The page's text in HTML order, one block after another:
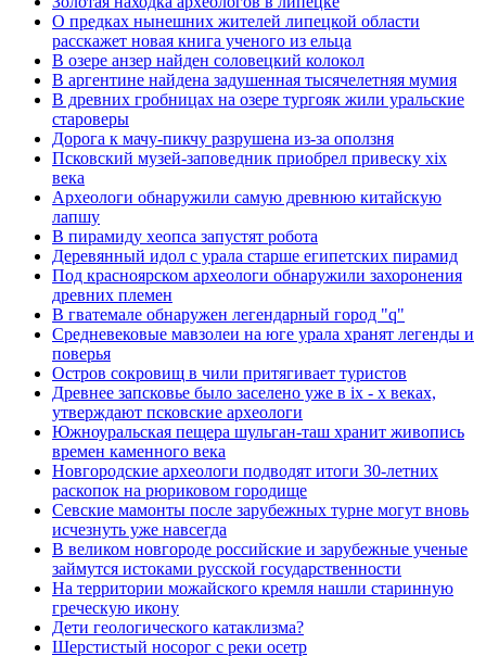
О предках нынешних жителей липецкой области
расскажет новая книга ученого из ельца
В озере анзер найден соловецкий колокол
В аргентине найдена задушенная тысячелетняя мумия
В древних гробницах на озере тургояк жили уральские
староверы
Дорога к мачу-пикчу разрушена из-за оползня
Псковский музей-заповедник приобрел привеску xix
века
Археологи обнаружили самую древнюю китайскую
лапшу
В пирамиду хеопса запустят робота
Деревянный идол с урала старше египетских пирамид
Под красноярском археологи обнаружили захоронения
древних племен
В гватемале обнаружен легендарный город "q"
Средневековые мавзолеи на юге урала хранят легенды и
поверья
Остров сокровищ в чили притягивает туристов
Древнее запсковье было заселено уже в ix - x веках,
утверждают псковские археологи
Южноуральская пещера шульган-таш хранит живопись
времен каменного века
Новгородские археологи подводят итоги 30-летних
раскопок на рюриковом городище
Севские мамонты после зарубежных турне могут вновь
исчезнуть уже навсегда
В великом новгороде российские и зарубежные ученые
займутся истоками русской государственности
На территории можайского кремля нашли старинную
греческую икону
Дети геологического катаклизма?
Шерстистый носорог с реки осетр